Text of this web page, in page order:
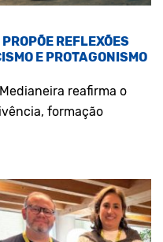
REFLEXÕES
E PROTAGONISMO
reafirma o
formação